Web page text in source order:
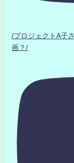
/プロジェクトA子
画？/